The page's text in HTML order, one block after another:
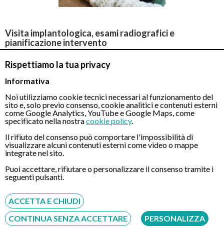
Rispettiamo la tua privacy
Informativa
Noi utilizziamo cookie tecnici necessari al funzionamento del
sito e, solo previo consenso, cookie analitici e contenuti esterni
come Google Analytics, YouTube e Google Maps, come
specificato nella nostracookie policy.
Il rifiuto del consenso può comportare l'impossibilità di
visualizzare alcuni contenuti esterni come video o mappe
integrate nel sito.
Puoi accettare, rifiutare o personalizzare il consenso tramite i
seguenti pulsanti.
ACCETTA E CHIUDI
CONTINUA SENZA ACCETTARE
PERSONALIZZA
Visita implantologica, esami radiografici e
pianificazione intervento
In generale, al fine di poter procedere con un intervento di
implantologia dentale, si comincia sempre con una visita
Valutazioneclinica;
Valutazioneanamnestica;
Esame clinico
La valutazione clinica consiste in una visita della bocca del
paziente, attraverso la quale è possibile riscontrare:
Qualitàdell’osso disponibile;